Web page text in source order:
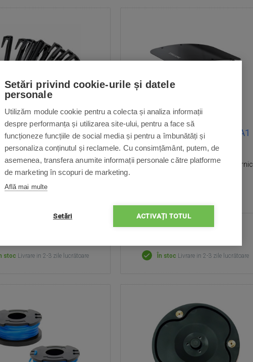
pentru roboți de tuns
iarba – 100 buc.
stoc Livrare in 2-3 zile lucrătoare
Garaj pentru Dreame A1/A1
Pro/A2/V-Series
Fabricat din plastic durabil și puternic,
804,00 Lei
În stoc Livrare in 2-3 zile lucrătoare
Setări privind cookie-urile și datele
personale
Utilizăm module cookie pentru a colecta și analiza informații
despre performanța și utilizarea site-ului, pentru a face să
funcționeze funcțiile de social media și pentru a îmbunătăți și
personaliza conținutul și reclamele. Cu consimțământ, putem, de
asemenea, transfera anumite informații personale către platforme
de marketing în scopuri de marketing.
Află mai multe
Setări ACTIVAȚI TOTUL